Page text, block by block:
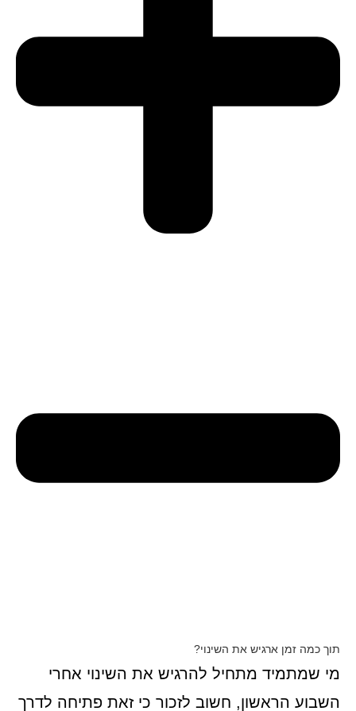
תוך כמה זמן ארגיש את השינוי?
מי שמתמיד מתחיל להרגיש את השינוי אחרי
השבוע הראשון, חשוב לזכור כי זאת פתיחה לדרך